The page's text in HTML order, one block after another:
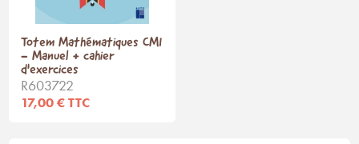
Totem Mathématiques CM1
- Manuel + cahier
d'exercices
R603722
17,00 € TTC